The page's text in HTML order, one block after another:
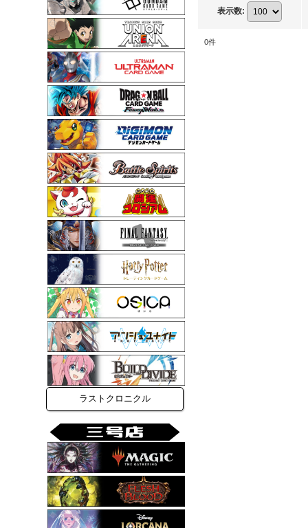
ラストクロニクル
表示数:
0件